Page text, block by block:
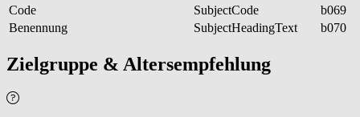
Code
SubjectCode
b069
Benennung
SubjectHeadingText b070
Zielgruppe & Altersempfehlung